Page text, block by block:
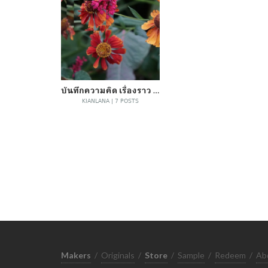
บันทึกความคิด เรื่องราว ภาพถ่าย
KIANLANA | 7 POSTS
Makers / Originals / Store / Sample / Redeem /